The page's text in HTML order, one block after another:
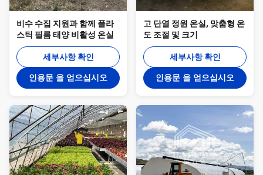
비수 수집 지원과 함께 플라
스틱 필름 태양 비활성 온실
세부사항 확인
인용문 을 얻으십시오
고 단열 정원 온실, 맞춤형 온
도 조절 및 크기
세부사항 확인
인용문 을 얻으십시오